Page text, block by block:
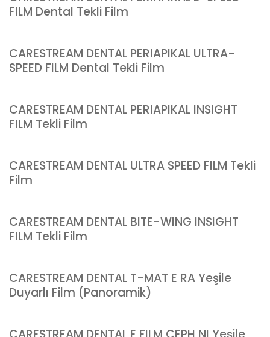
FILM Dental Tekli Film
CARESTREAM DENTAL PERIAPIKAL ULTRA-
SPEED FILM Dental Tekli Film
CARESTREAM DENTAL PERIAPIKAL INSIGHT
FILM Tekli Film
CARESTREAM DENTAL ULTRA SPEED FILM Tekli
Film
CARESTREAM DENTAL BITE-WING INSIGHT
FILM Tekli Film
CARESTREAM DENTAL T-MAT E RA Yeşile
Duyarlı Film (Panoramik)